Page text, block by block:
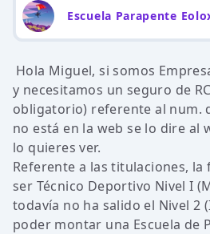
Escuela Parapente
Hola Miguel, si somos
y necesitamos un seguro de
obligatorio) referente al num.
no está en la web se lo dire al
lo quieres ver.
Referente a las titulaciones,
ser Técnico Deportivo Nivel I
todavía no ha salido el Nivel 2
poder montar una Escuela de